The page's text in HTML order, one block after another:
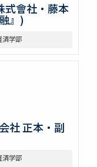
式會社・藤本
』)
済学部
社 正本・副
済学部